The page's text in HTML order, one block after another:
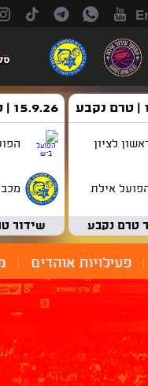
לציון
אילת
טרם נקבע
15.9.26 | טרם נקבע
שידור
פעילויות אוהדים